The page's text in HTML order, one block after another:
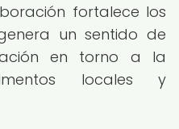
fortalece los
un sentido de
en torno a la
locales y